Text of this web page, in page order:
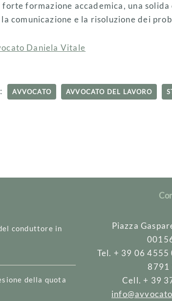
forte formazione accademica, una
la comunicazione e la risoluzione dei
Daniela Vitale
AVVOCATO AVVOCATO DEL LAVORO
conduttore in
della quota
Piazza
Tel. + 39 06
8791
Cell. + 39